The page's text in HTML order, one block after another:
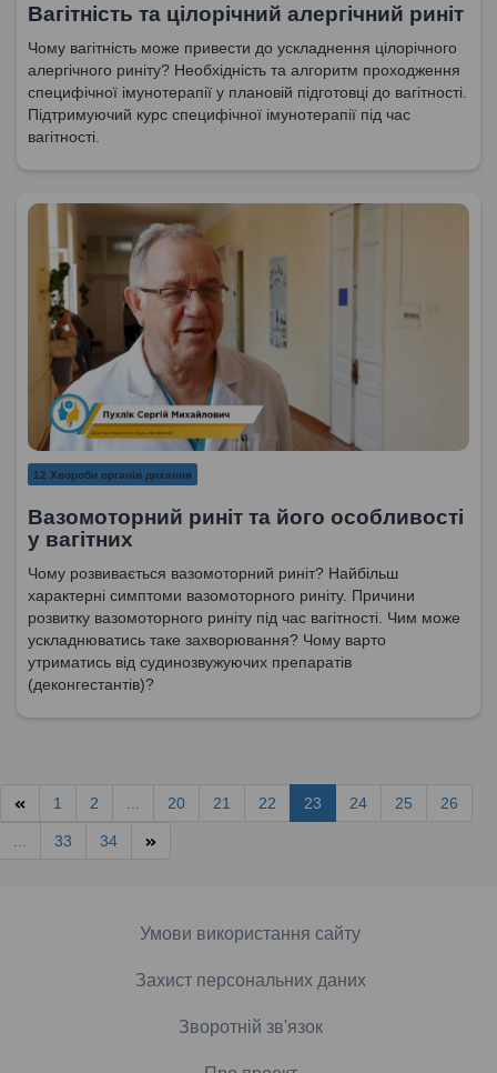
Вагітність та цілорічний алергічний риніт
Чому вагітність може привести до ускладнення цілорічного
алергічного риніту? Необхідність та алгоритм проходження
специфічної імунотерапії у плановій підготовці до вагітності.
Підтримуючий курс специфічної імунотерапії під час
вагітності.
12 Хвороби органів дихання
Вазомоторний риніт та його особливості
у вагітних
Чому розвивається вазомоторний риніт? Найбільш
характерні симптоми вазомоторного риніту. Причини
розвитку вазомоторного риніту під час вагітності. Чим може
ускладнюватись таке захворювання? Чому варто
утриматись від судинозвужуючих препаратів
(деконгестантів)?
1 2 ... 20 21 22 23 24 25 26
... 33 34
Умови використання сайту
Захист персональних даних
Зворотній зв'язок